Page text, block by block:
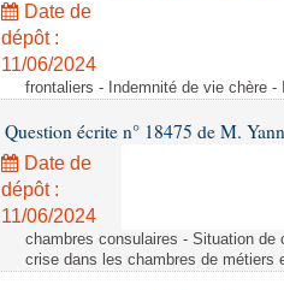
Date de
dépôt :
11/06/2024
frontaliers - Indemnité de vie chère -
Question écrite n° 18475 de M.
Date de
dépôt :
11/06/2024
chambres consulaires - Situation
crise dans les chambres de métiers